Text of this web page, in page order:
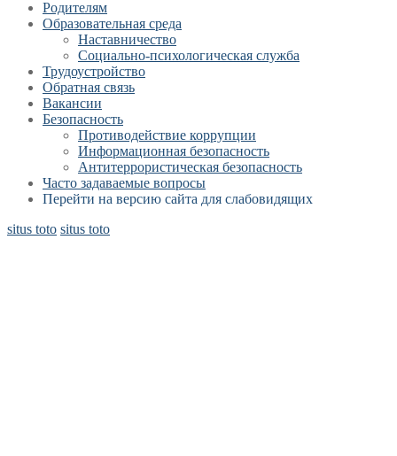
Родителям
Образовательная среда
Наставничество
Социально-психологическая служба
Трудоустройство
Обратная связь
Вакансии
Безопасность
Противодействие коррупции
Информационная безопасность
Антитеррористическая безопасность
Часто задаваемые вопросы
Перейти на версию сайта для слабовидящих
situs toto situs toto